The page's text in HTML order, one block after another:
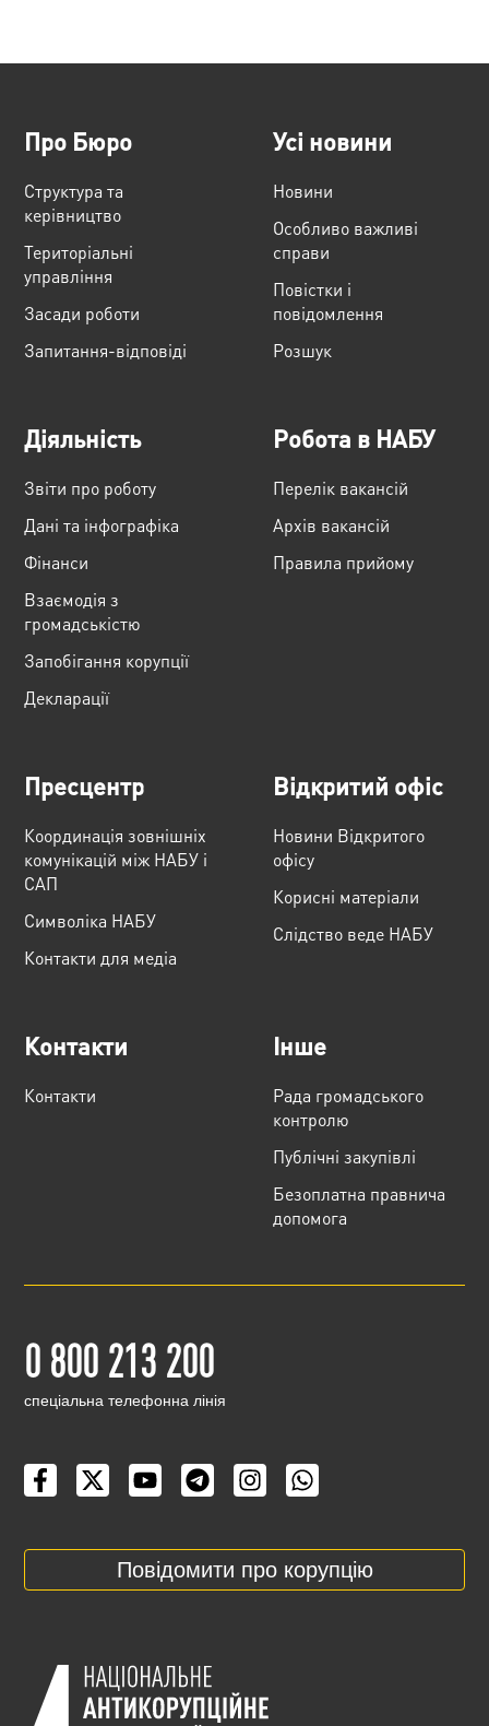
Про Бюро
Структура та
керівництво
Територіальні
управління
Засади роботи
Запитання-відповіді
Усі новини
Новини
Особливо важливі
справи
Повістки і
повідомлення
Розшук
Діяльність
Звіти про роботу
Дані та інфографіка
Фінанси
Взаємодія з
громадськістю
Запобігання корупції
Декларації
Робота в НАБУ
Перелік вакансій
Архів вакансій
Правила прийому
Пресцентр
Координація зовнішніх
комунікацій між НАБУ і
САП
Cимволіка НАБУ
Контакти для медіа
Відкритий офіс
Новини Відкритого
офісу
Корисні матеріали
Слідство веде НАБУ
Контакти
Контакти
Інше
Рада громадського
контролю
Публічні закупівлі
Безоплатна правнича
допомога
0 800 213 200
cпеціальна телефонна лінія
Повідомити про корупцію